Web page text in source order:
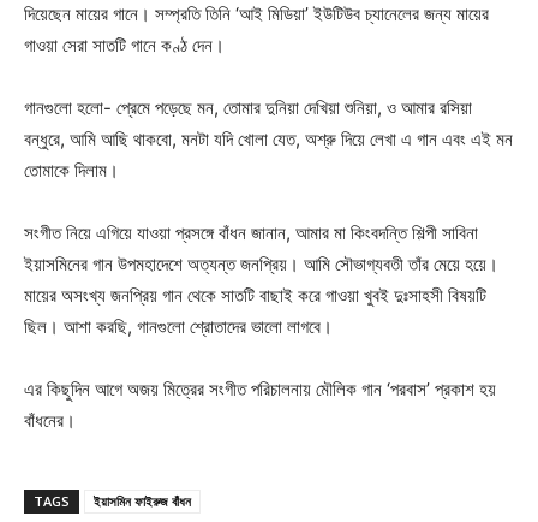
দিয়েছেন মায়ের গানে। সম্প্রতি তিনি ‘আই মিডিয়া’ ইউটিউব চ্যানেলের জন্য মায়ের
গাওয়া সেরা সাতটি গানে কণ্ঠ দেন।
গানগুলো হলো- প্রেমে পড়েছে মন, তোমার দুনিয়া দেখিয়া শুনিয়া, ও আমার রসিয়া
বন্ধুরে, আমি আছি থাকবো, মনটা যদি খোলা যেত, অশ্রু দিয়ে লেখা এ গান এবং এই মন
তোমাকে দিলাম।
সংগীত নিয়ে এগিয়ে যাওয়া প্রসঙ্গে বাঁধন জানান, আমার মা কিংবদন্তি শিল্পী সাবিনা
ইয়াসমিনের গান উপমহাদেশে অত্যন্ত জনপ্রিয়। আমি সৌভাগ্যবতী তাঁর মেয়ে হয়ে।
মায়ের অসংখ্য জনপ্রিয় গান থেকে সাতটি বাছাই করে গাওয়া খুবই দুঃসাহসী বিষয়টি
ছিল। আশা করছি, গানগুলো শ্রোতাদের ভালো লাগবে।
এর কিছুদিন আগে অজয় মিত্রের সংগীত পরিচালনায় মৌলিক গান ‘পরবাস’ প্রকাশ হয়
বাঁধনের।
TAGS
ইয়াসমিন ফাইরুজ বাঁধন